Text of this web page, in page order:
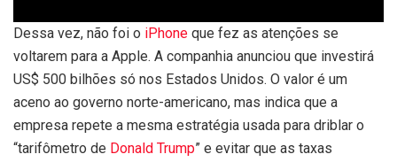
Dessa vez, não foi o iPhone que fez as atenções se
voltarem para a Apple. A companhia anunciou que investirá
US$ 500 bilhões só nos Estados Unidos. O valor é um
aceno ao governo norte-americano, mas indica que a
empresa repete a mesma estratégia usada para driblar o
“tarifômetro de Donald Trump” e evitar que as taxas